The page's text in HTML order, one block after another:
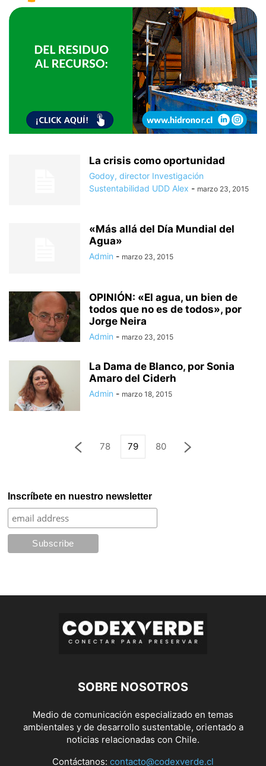
La crisis como oportunidad
Godoy, director Investigación
Sustentabilidad UDD Alex - marzo 23, 2015
«Más allá del Día Mundial del
Agua»
Admin - marzo 23, 2015
OPINIÓN: «El agua, un bien de
todos que no es de todos», por
Jorge Neira
Admin - marzo 23, 2015
La Dama de Blanco, por Sonia
Amaro del Ciderh
Admin - marzo 18, 2015
78 79 80
Inscríbete en nuestro newsletter
SOBRE NOSOTROS
Medio de comunicación especializado en temas
ambientales y de desarrollo sustentable, orientado a
noticias relacionadas con Chile.
Contáctanos: contacto@codexverde.cl